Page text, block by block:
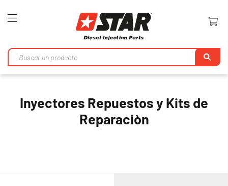
Toggle
en
Inyectores Repuestos y Kits de
Reparaciòn